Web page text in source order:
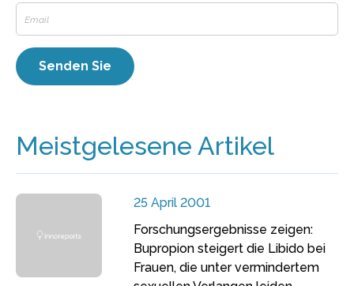
Meistgelesene Artikel
25 April 2001
Forschungsergebnisse zeigen:
Bupropion steigert die Libido bei
Frauen, die unter vermindertem